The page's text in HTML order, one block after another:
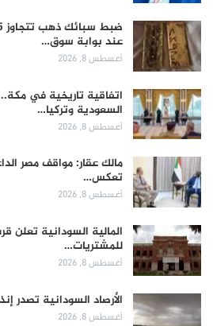
عند بوابة سوق…
أغسطس 8, 2026
اتفاقية تاريخية في
السعودية وتركيا…
أغسطس 8, 2026
مالك عقار: مواقف مصر
تعكس…
أغسطس 8, 2026
المالية السودانية تعلن
للمشتريات…
أغسطس 8, 2026
الأرصاد السودانية تصدر
أغسطس 8, 2026